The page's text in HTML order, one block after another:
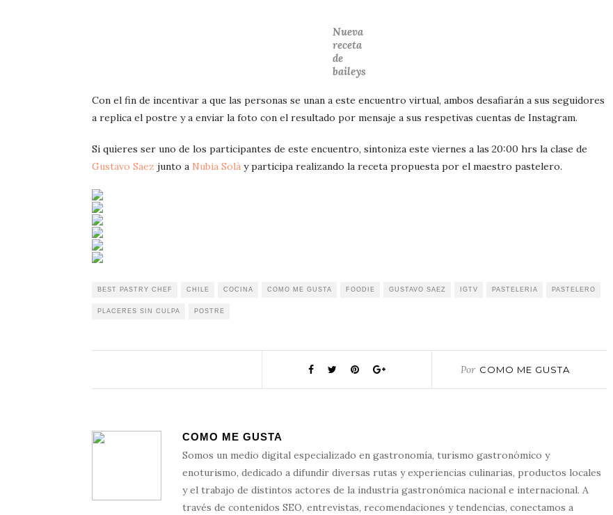
Nueva
receta
de
baileys
Con el fin de incentivar a que las personas se unan a este encuentro virtual, ambos desafiarán a sus seguidores
a replica el postre y a enviar la foto con el resultado por mensaje a sus respetivas cuentas de Instagram.
Si quieres ser uno de los participantes de este encuentro, sintoniza este viernes a las 20:00 hrs la clase de
Gustavo Saez junto a Nubia Solà y participa realizando la receta propuesta por el maestro pastelero.
BEST PASTRY CHEF CHILE COCINA COMO ME GUSTA FOODIE GUSTAVO SAEZ IGTV PASTELERIA PASTELERO
PLACERES SIN CULPA POSTRE
Por COMO ME GUSTA
COMO ME GUSTA
Somos un medio digital especializado en gastronomía, turismo gastronómico y
enoturismo, dedicado a difundir diversas rutas y experiencias culinarias, productos locales
y el trabajo de distintos actores de la industria gastronómica nacional e internacional. A
través de contenidos SEO, entrevistas, recomendaciones y tendencias, conectamos a